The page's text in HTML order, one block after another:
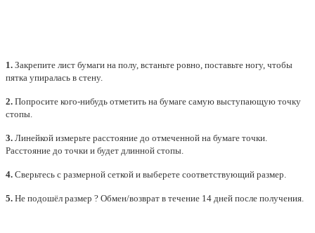
1. Закрепите лист бумаги на полу, встаньте ровно, поставьте ногу, чтобы
пятка упиралась в стену.
2. Попросите кого-нибудь отметить на бумаге самую выступающую точку
стопы.
3. Линейкой измерьте расстояние до отмеченной на бумаге точки.
Расстояние до точки и будет длинной стопы.
4. Сверьтесь с размерной сеткой и выберете соответствующий размер.
5. Не подошёл размер ? Обмен/возврат в течение 14 дней после получения.